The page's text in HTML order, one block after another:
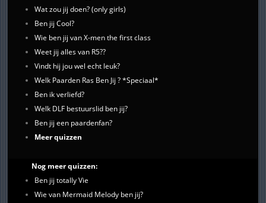
Wat zou jij doen? (only girls)
Ben jij Cool?
Wie ben jij van X-men the first class
Weet jij alles van R5??
Vindt hij jou wel echt leuk?
Welk Paarden Ras Ben Jij ? *Speciaal*
Ben ik verliefd?
Welk DLF bestuurslid ben jij?
Ben jij een paardenfan?
Meer quizzen
Nog meer quizzen:
Ben jij totally Vie
Wie van Mermaid Melody ben jij?